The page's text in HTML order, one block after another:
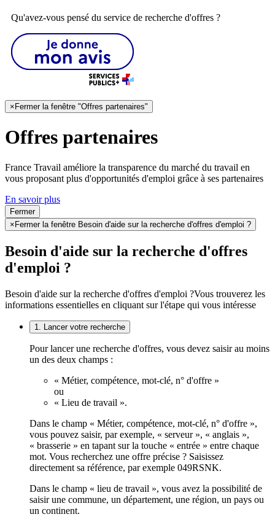
Qu'avez-vous pensé du service de recherche d'offres ?
× Fermer la fenêtre "Offres partenaires"
Offres partenaires
France Travail améliore la transparence du marché du travail en
vous proposant plus d'opportunités d'emploi grâce à ses partenaires
En savoir plus
Fermer
×Fermer la fenêtre Besoin d'aide sur la recherche d'offres d'emploi ?
Besoin d'aide sur la recherche d'offres
d'emploi ?
Besoin d'aide sur la recherche d'offres d'emploi ?Vous trouverez les
informations essentielles en cliquant sur l'étape qui vous intéresse
1. Lancer votre recherche
Pour lancer une recherche d'offres, vous devez saisir au moins
un des deux champs :
« Métier, compétence, mot-clé, n° d'offre »
ou
« Lieu de travail ».
Dans le champ « Métier, compétence, mot-clé, n° d'offre »,
vous pouvez saisir, par exemple, « serveur », « anglais »,
« brasserie » en tapant sur la touche « entrée » entre chaque
mot. Vous recherchez une offre précise ? Saisissez
directement sa référence, par exemple 049RSNK.
Dans le champ « lieu de travail », vous avez la possibilité de
saisir une commune, un département, une région, un pays ou
un continent.